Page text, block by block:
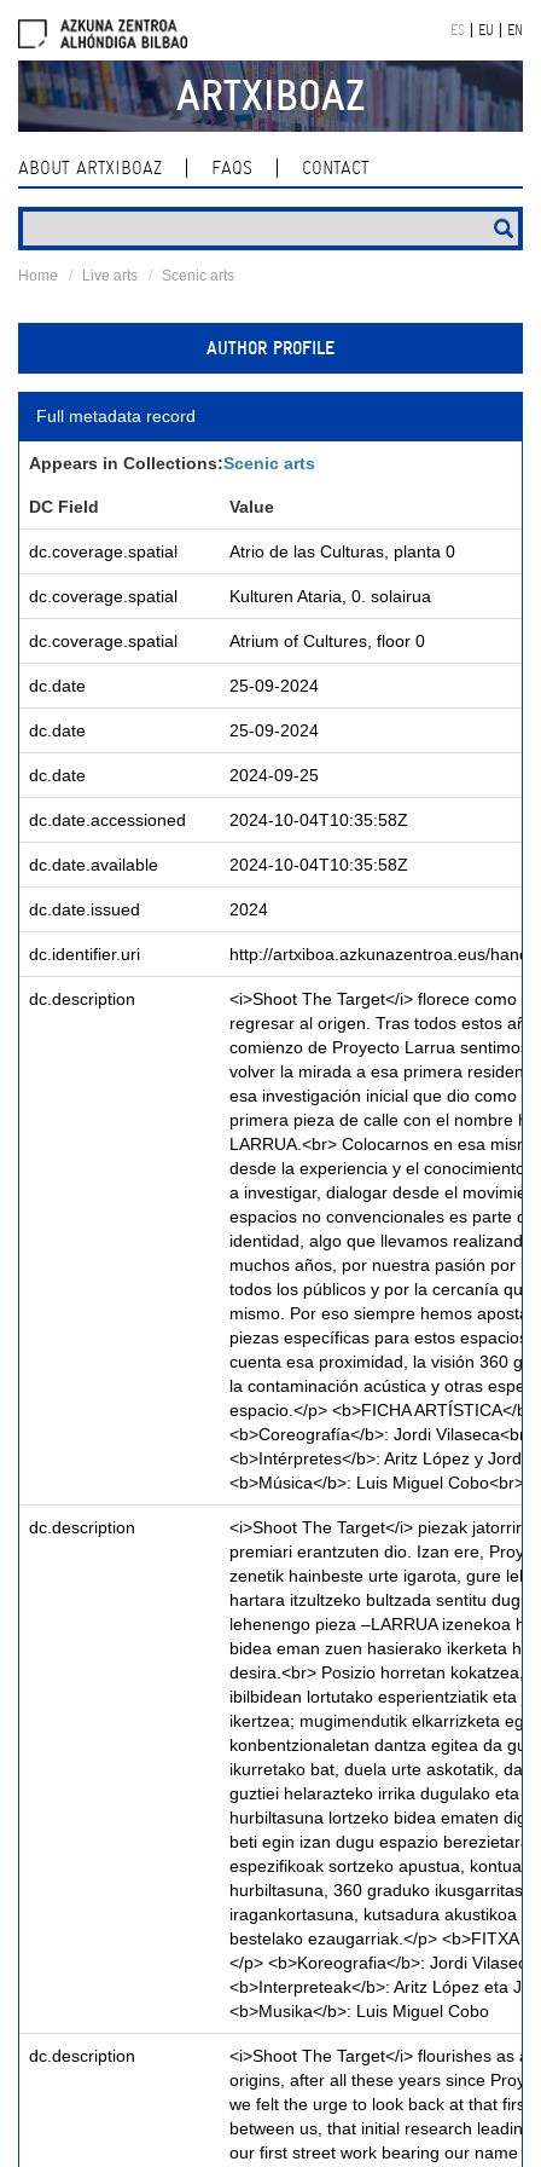
navigation
ES EU EN
ARTXIBOAZ
ABOUT ARTXIBOAZ FAQS CONTACT
Home Live arts Scenic arts
AUTHOR PROFILE
Full metadata record
Appears in Collections:Scenic arts
DC Field Value
dc.coverage.spatial Atrio de las Culturas, planta 0
dc.coverage.spatial Kulturen Ataria, 0. solairua
dc.coverage.spatial Atrium of Cultures, floor 0
dc.date 25-09-2024
dc.date 25-09-2024
dc.date 2024-09-25
dc.date.accessioned 2024-10-04T10:35:58Z
dc.date.available 2024-10-04T10:35:58Z
dc.date.issued 2024
dc.identifier.uri http://artxiboa.azkunazentroa.eus/
dc.description
<i>Shoot The Target</i> florece como
regresar al origen. Tras todos estos
comienzo de Proyecto Larrua sentimos
volver la mirada a esa primera
esa investigación inicial que dio como
primera pieza de calle con el nombre
LARRUA.<br> Colocarnos en esa
desde la experiencia y el conocimiento
a investigar, dialogar desde el
espacios no convencionales es parte de
identidad, algo que llevamos realizando
muchos años, por nuestra pasión por
todos los públicos y por la cercanía que
mismo. Por eso siempre hemos
piezas específicas para estos espacios,
cuenta esa proximidad, la visión 360
la contaminación acústica y otras
espacio.</p> <b>FICHA ARTÍSTICA</
<b>Coreografía</b>: Jordi Vilaseca<br>
<b>Intérpretes</b>: Aritz López y Jordi
<b>Música</b>: Luis Miguel Cobo<br>
dc.description
<i>Shoot The Target</i> piezak jatorrira
premiari erantzuten dio. Izan ere,
zenetik hainbeste urte igarota, gure
hartara itzultzeko bultzada sentitu dugu;
lehenengo pieza –LARRUA izenekoa
bidea eman zuen hasierako ikerketa
desira.<br> Posizio horretan kokatzea,
ibilbidean lortutako esperientziatik eta
ikertzea; mugimendutik elkarrizketa
konbentzionaletan dantza egitea da
ikurretako bat, duela urte askotatik,
guztiei helarazteko irrika dugulako eta
hurbiltasuna lortzeko bidea ematen
beti egin izan dugu espazio
espezifikoak sortzeko apustua, kontuan
hurbiltasuna, 360 graduko
iragankortasuna, kutsadura akustikoa
bestelako ezaugarriak.</p> <b>FITXA
</p> <b>Koreografia</b>: Jordi
<b>Interpreteak</b>: Aritz López eta
<b>Musika</b>: Luis Miguel Cobo
dc.description
<i>Shoot The Target</i> flourishes as a
origins, after all these years since
we felt the urge to look back at that first
between us, that initial research leading
our first street work bearing our name